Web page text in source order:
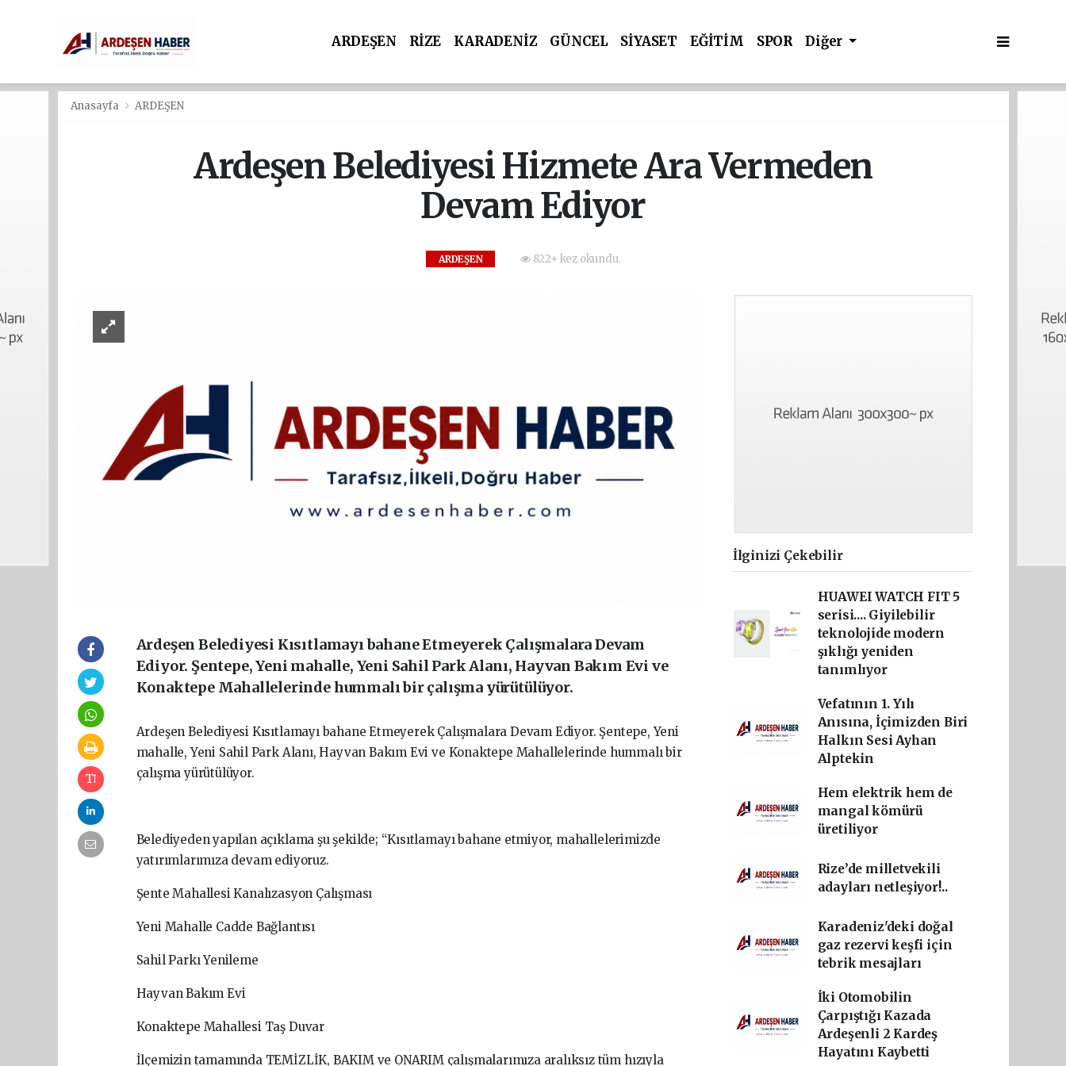
ARDEŞEN RİZE KARADENİZ GÜNCEL SİYASET EĞİTİM SPOR Diğer
Anasayfa ARDEŞEN
Ardeşen Belediyesi Hizmete Ara Vermeden
Devam Ediyor
ARDEŞEN 822+ kez okundu.
Ardeşen Belediyesi Kısıtlamayı bahane Etmeyerek Çalışmalara Devam
Ediyor. Şentepe, Yeni mahalle, Yeni Sahil Park Alanı, Hayvan Bakım Evi ve
Konaktepe Mahallelerinde hummalı bir çalışma yürütülüyor.
Ardeşen Belediyesi Kısıtlamayı bahane Etmeyerek Çalışmalara Devam Ediyor. Şentepe, Yeni
mahalle, Yeni Sahil Park Alanı, Hayvan Bakım Evi ve Konaktepe Mahallelerinde hummalı bir
çalışma yürütülüyor.
Belediyeden yapılan açıklama şu şekilde; “Kısıtlamayı bahane etmiyor, mahallelerimizde
yatırımlarımıza devam ediyoruz.
Şente Mahallesi Kanalızasyon Çalışması
Yeni Mahalle Cadde Bağlantısı
Sahil Parkı Yenileme
Hayvan Bakım Evi
Konaktepe Mahallesi Taş Duvar
İlçemizin tamamında TEMİZLİK, BAKIM ve ONARIM çalışmalarımıza aralıksız tüm hızıyla
İlginizi Çekebilir
HUAWEI WATCH FIT 5
serisi.... Giyilebilir
teknolojide modern
şıklığı yeniden
tanımlıyor
Vefatının 1. Yılı
Anısına, İçimizden Biri
Halkın Sesi Ayhan
Alptekin
Hem elektrik hem de
mangal kömürü
üretiliyor
Rize’de milletvekili
adayları netleşiyor!..
Karadeniz'deki doğal
gaz rezervi keşfi için
tebrik mesajları
İki Otomobilin
Çarpıştığı Kazada
Ardeşenli 2 Kardeş
Hayatını Kaybetti